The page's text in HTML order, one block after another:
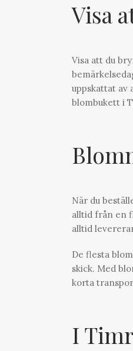
Visa
Visa att du
uppskattat av
blombukett i
När du
alltid från en
alltid
De flesta
skick. Med
korta
I